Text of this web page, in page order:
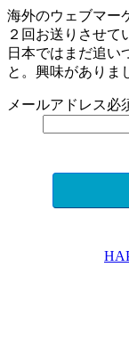
海外のウェブマー
２回お送りさせて
日本ではまだ追い
と。興味がありま
メールアドレス必
H